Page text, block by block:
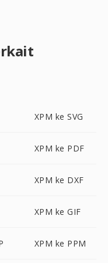
XPM ke SVG
XPM ke PDF
XPM ke DXF
XPM ke GIF
XPM ke PPM